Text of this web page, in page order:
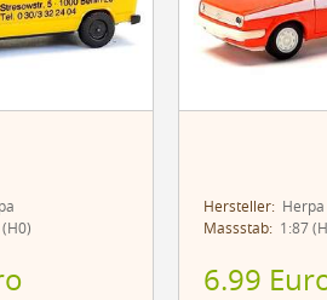
Hersteller: Herpa
Massstab: 1:87
6.99